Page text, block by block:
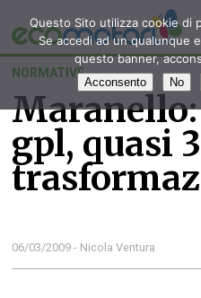
NORMATIVE
gpl, quasi
06/03/2009 - Nicola Ventura
Questo Sito utilizza cookie di
Se accedi ad un qualunque
questo banner,
Acconsento No